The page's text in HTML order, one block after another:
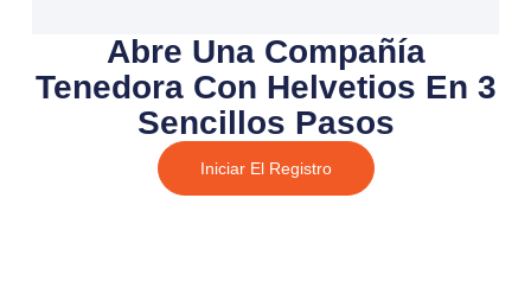
Abre Una Compañía
Tenedora Con Helvetios En 3
Sencillos Pasos
Iniciar El Registro